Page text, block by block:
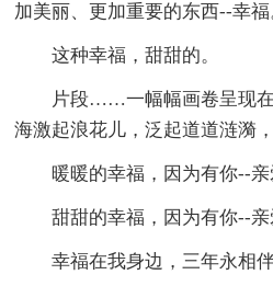
加美丽、更加重要的东西--幸福
这种幸福，甜甜的。
片段……一幅幅画卷呈现
海激起浪花儿，泛起道道涟漪
暖暖的幸福，因为有你--亲
甜甜的幸福，因为有你--亲
幸福在我身边，三年永相伴